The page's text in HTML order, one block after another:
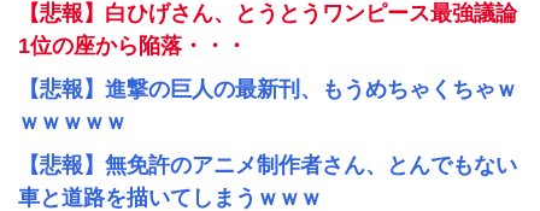
【悲報】白ひげさん、とうとうワンピース最強議論
1位の座から陥落・・・
【悲報】進撃の巨人の最新刊、もうめちゃくちゃｗ
ｗｗｗｗｗ
【悲報】無免許のアニメ制作者さん、とんでもない
車と道路を描いてしまうｗｗｗ